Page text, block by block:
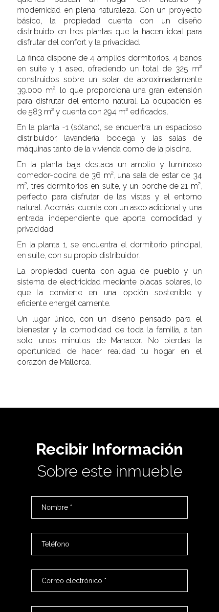
modernidad en plena naturaleza. Con un proyecto
básico, la propiedad cuenta con un diseño
distribuido en tres plantas que la hacen ideal para
disfrutar del confort y la privacidad.
La finca dispone de 4 amplios dormitorios, 4 baños
en suite y 1 aseo, ofreciendo un total de 325 m²
construidos sobre un solar de aproximadamente
39.000 m², lo que proporciona una gran extensión
para disfrutar del entorno natural. La ocupación es
de 583 m² y cuenta con 294 m² edificados.
En la planta -1 (sótano), se encuentra un espacioso
distribuidor, lavandería, bodega y las salas de
máquinas tanto de la vivienda como de la piscina.
En la planta baja destaca un amplio y luminoso
comedor-cocina de 36 m², una sala de estar de 34
m², tres dormitorios en suite, y un porche de 21 m²,
perfecto para disfrutar de las vistas y el entorno
natural. Además, cuenta con un aseo adicional y una
entrada independiente que aporta comodidad y
privacidad.
En la planta 1, se encuentra el dormitorio principal,
en suite, con su propio distribuidor.
La propiedad cuenta con agua de pueblo y un
sistema de electricidad mediante placas solares, lo
que la convierte en una opción sostenible y
eficiente energéticamente.
Un lugar único, con un diseño pensado para el
bienestar y la comodidad de toda la familia, a tan
solo unos minutos de Manacor. No pierdas la
oportunidad de hacer realidad tu hogar en el
corazón de Mallorca.
Recibir Información
Sobre este inmueble